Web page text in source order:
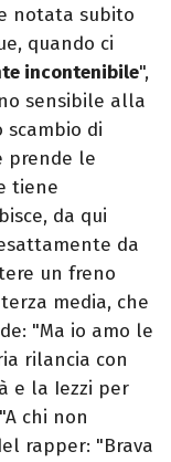
notata subito
quando ci
incontenibile",
sensibile alla
scambio di
prende le
tiene
da qui
da
un freno
media, che
"Ma io amo le
rilancia con
e la Iezzi per
chi non
rapper: "Brava